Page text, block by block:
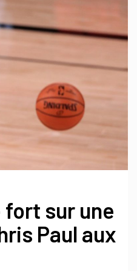
fort sur une
Paul aux